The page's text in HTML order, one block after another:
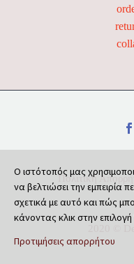
Πολιτική
Ο ιστότοπός μας
να βελτιώσει την εμπειρία
σχετικά με αυτό και πώς
κάνοντας κλικ στην
Προτιμήσεις απορρήτου